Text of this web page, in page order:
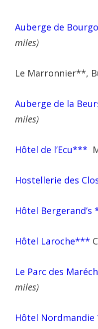
Auberge de
miles)
Le Marronnier**,
Auberge de la
miles)
Hôtel de l’Ecu***
Hostellerie des
Hôtel Bergerand’s
Hôtel Laroche***
Le Parc des
miles)
Hôtel